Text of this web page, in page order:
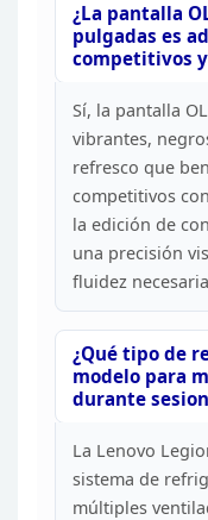
¿La pantalla
pulgadas es
competitivos
Sí, la pantalla
vibrantes,
refresco que
competitivos
la edición de
una precisión
fluidez
¿Qué tipo de
modelo para
durante
La Lenovo
sistema de
múltiples